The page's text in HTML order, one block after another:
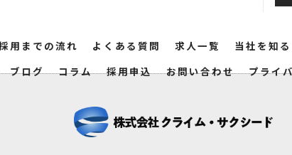
用までの流れ よくある質問 求人一覧 当社を知る
ブログ コラム 採用申込 お問い合わせ プライ